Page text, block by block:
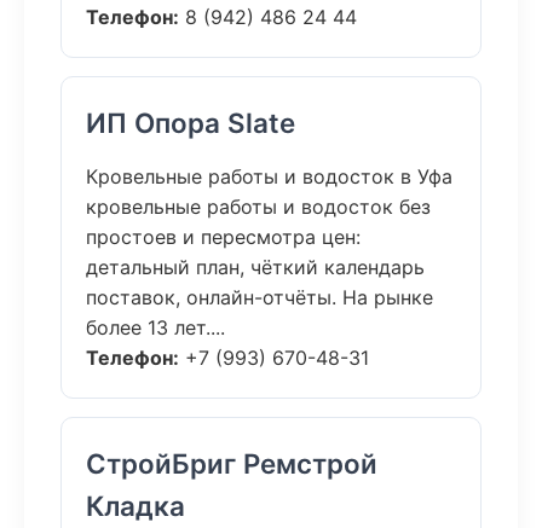
Телефон: 8 (942) 486 24 44
ИП Опора Slate
Кровельные работы и водосток в Уфа
кровельные работы и водосток без
простоев и пересмотра цен:
детальный план, чёткий календарь
поставок, онлайн-отчёты. На рынке
более 13 лет....
Телефон: +7 (993) 670-48-31
СтройБриг Ремстрой
Кладка